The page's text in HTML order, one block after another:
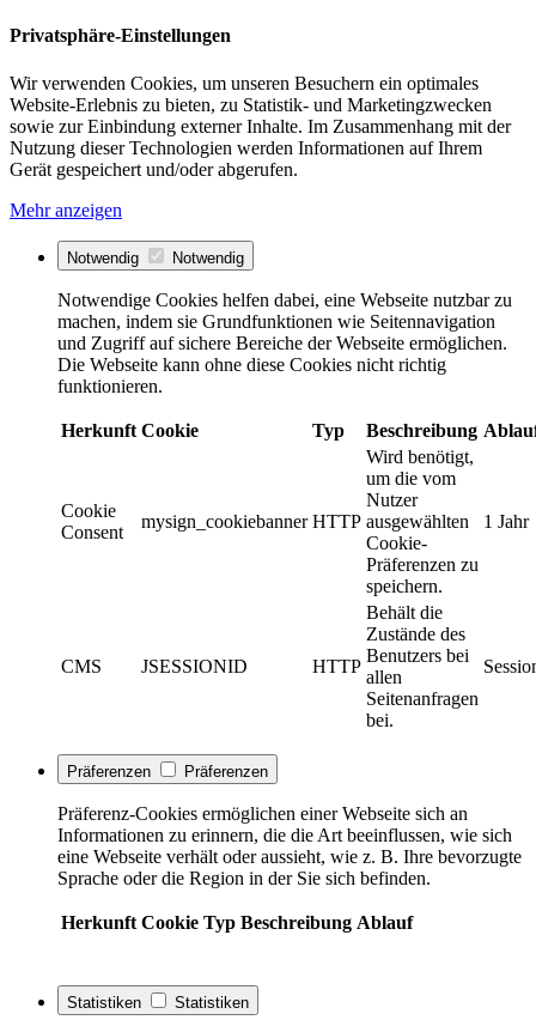
Privatsphäre-Einstellungen
Wir verwenden Cookies, um unseren Besuchern ein optimales
Website-Erlebnis zu bieten, zu Statistik- und Marketingzwecken
sowie zur Einbindung externer Inhalte. Im Zusammenhang mit der
Nutzung dieser Technologien werden Informationen auf Ihrem
Gerät gespeichert und/oder abgerufen.
Mehr anzeigen
Notwendig Notwendig
Notwendige Cookies helfen dabei, eine Webseite nutzbar zu
machen, indem sie Grundfunktionen wie Seitennavigation
und Zugriff auf sichere Bereiche der Webseite ermöglichen.
Die Webseite kann ohne diese Cookies nicht richtig
funktionieren.
Herkunft Cookie Typ Beschreibung
Cookie
Consent
mysign_cookiebanner HTTP
Wird benötigt,
um die vom
Nutzer
ausgewählten
Cookie-
Präferenzen zu
speichern.
1 Jahr
CMS JSESSIONID HTTP
Behält die
Zustände des
Benutzers bei
allen
Seitenanfragen
bei.
Präferenzen Präferenzen
Präferenz-Cookies ermöglichen einer Webseite sich an
Informationen zu erinnern, die die Art beeinflussen, wie sich
eine Webseite verhält oder aussieht, wie z. B. Ihre bevorzugte
Sprache oder die Region in der Sie sich befinden.
Herkunft Cookie Typ Beschreibung Ablauf
Statistiken Statistiken